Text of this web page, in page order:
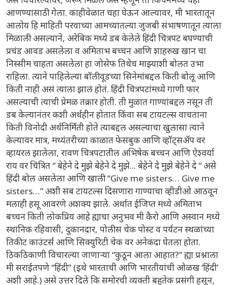
आणण्यासाठी गेला. काहीवेळात चहा घेऊन आल्यावर, मी भारतातून
आलोय हि माहिती परवाच्या आमच्यातल्या जुजबी संभाषणातून त्याला
मिळाली असल्याने, अरेबिक मध्ये डब केलेले हिंदी चित्रपट बघण्याची
प्रचंड आवड असलेला व अमिताभ बच्चन आणि शाहरुख खान चा
निस्सीम चाहता असलेला हा जोसेफ तिथेच माझ्याशी बोलत उभा
राहिला. त्याने पाहिलेल्या बॉलीवूडच्या सिनेमांबद्दल किती बोलू आणि
किती नाही असं त्याला झालं होतं. हिंदी चित्रपटांमध्ये गाणी फार
असल्याची त्याची प्रेमळ तक्रार होती. ती मुळात गाण्यांबद्दल नसून ती
डब केल्यानंतर कशी अर्थहीन होतात किंवा सब टायटल्स वाचताना
किती विनोदी अर्थनिर्मिती होते त्याबद्दल असल्याचा खुलासा त्याने
केल्यावर मात्र, मध्यंतरीच्या काळात फेसबुक आणि व्हॉट्सॲप वर
व्हायरल झालेला, रावण चित्रपटातील अभिषेक बच्चन आणि ऐश्वर्या
राय वर चित्रित “ बेहेने दे मुझे बेहेने दे मुझे... बेहेने दे मुझे बेहेने दे “ असे
हिंदी बोल असलेला आणि खाली “Give me sisters… Give me
sisters…” अशी सब टायटल्स दिसणारा गाण्याचा व्हीडीओ आठवून
मलाही हसू आवरणे अशक्य झाले. अर्थात ईजिप्त मध्ये अमिताभ
बच्चन किती लोकप्रिय आहे ह्याचा अनुभव मी कैरो आणि अस्वान मध्ये
स्थानिक रहिवासी, दुकानदार, पोलीस चेक पोस्ट व पर्यटन स्थळांच्या
तिकीट काउंटर्स आणि सिक्युरिटी चेक वर अनेकदा घेतला होता.
ठिकठिकाणी विचारल्या जाणाऱ्या “कुठून आला आहात?” ह्या प्रश्नाला
मी सराईतपणे “हिंदी” (इथे भारताची आणि भारतीयांची ओळख ‘हिंदी’
अशी आहे.) असे उत्तर दिले कि समोरची व्यक्ती बहुतेक प्रसंगी हसून,